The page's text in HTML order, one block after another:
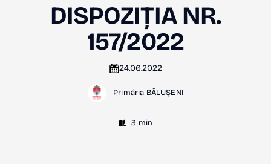
DISPOZIȚIA NR.
157/2022
24.06.2022
Primăria BĂLUȘENI
3 min